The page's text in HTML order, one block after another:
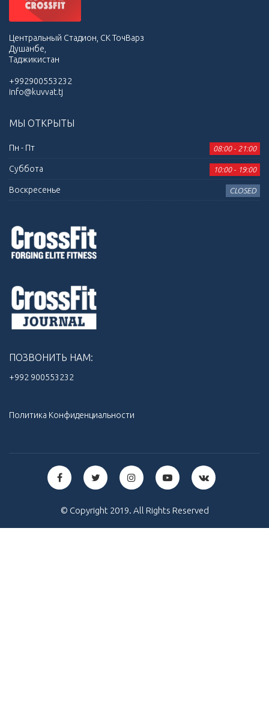
Центральный Стадион, СК ТочВарз
Душанбе,
Таджикистан
+992900553232
info@kuvvat.tj
МЫ ОТКРЫТЫ
Пн - Пт 08:00 - 21:00
Суббота 10:00 - 19:00
Воскресенье CLOSED
ПОЗВОНИТЬ НАМ:
+992 900553232‬
Политика Конфиденциальности
© Copyright 2019. All Rights Reserved